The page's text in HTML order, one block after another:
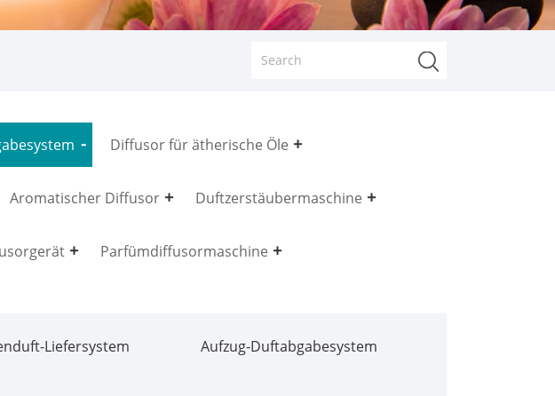
Diffusor für ätherische Öle
Aromatischer Diffusor Duftzerstäubermaschine
Parfümdiffusormaschine
Liefersystem Aufzug-Duftabgabesystem